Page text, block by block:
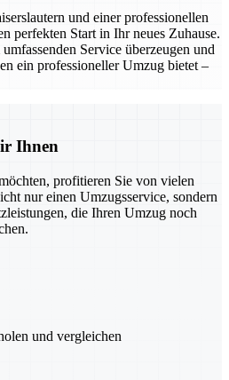
und einer professionellen
perfekten Start in Ihr neues Zuhause.
Service überzeugen und
ein professioneller Umzug bietet –
Ihnen
profitieren Sie von vielen
nur einen Umzugsservice, sondern
die Ihren Umzug noch
und vergleichen